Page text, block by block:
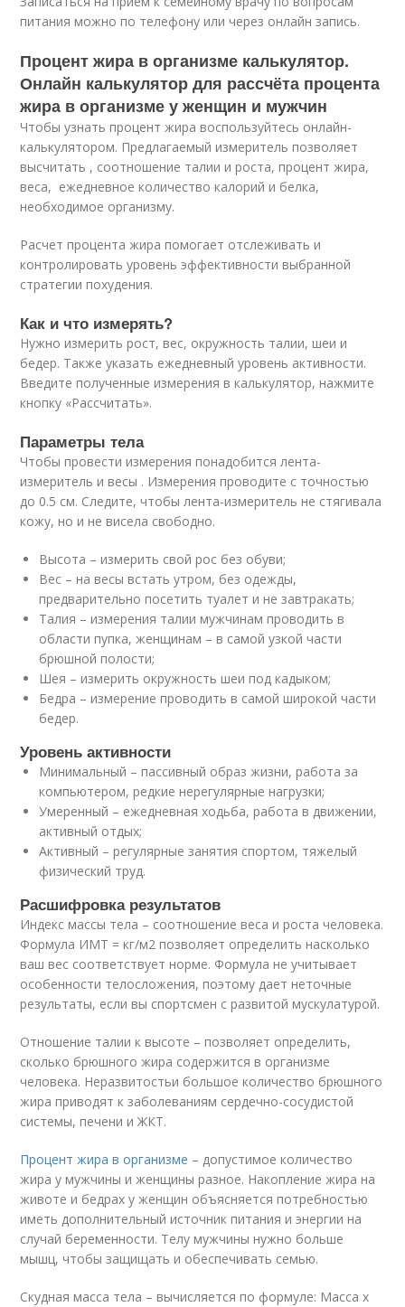
питания можно по телефону или через онлайн запись.
Процент жира в организме калькулятор.
Онлайн калькулятор для рассчёта процента
жира в организме у женщин и мужчин
Чтобы узнать процент жира воспользуйтесь онлайн-
калькулятором. Предлагаемый измеритель позволяет
высчитать , соотношение талии и роста, процент жира,
веса, ежедневное количество калорий и белка,
необходимое организму.
Расчет процента жира помогает отслеживать и
контролировать уровень эффективности выбранной
стратегии похудения.
Как и что измерять?
Нужно измерить рост, вес, окружность талии, шеи и
бедер. Также указать ежедневный уровень активности.
Введите полученные измерения в калькулятор, нажмите
кнопку «Рассчитать».
Параметры тела
Чтобы провести измерения понадобится лента-
измеритель и весы . Измерения проводите с точностью
до 0.5 см. Следите, чтобы лента-измеритель не стягивала
кожу, но и не висела свободно.
Высота – измерить свой рос без обуви;
Вес – на весы встать утром, без одежды,
предварительно посетить туалет и не завтракать;
Талия – измерения талии мужчинам проводить в
области пупка, женщинам – в самой узкой части
брюшной полости;
Шея – измерить окружность шеи под кадыком;
Бедра – измерение проводить в самой широкой части
бедер.
Уровень активности
Минимальный – пассивный образ жизни, работа за
компьютером, редкие нерегулярные нагрузки;
Умеренный – ежедневная ходьба, работа в движении,
активный отдых;
Активный – регулярные занятия спортом, тяжелый
физический труд.
Расшифровка результатов
Индекс массы тела – соотношение веса и роста человека.
Формула ИМТ = кг/м2 позволяет определить насколько
ваш вес соответствует норме. Формула не учитывает
особенности телосложения, поэтому дает неточные
результаты, если вы спортсмен с развитой мускулатурой.
Отношение талии к высоте – позволяет определить,
сколько брюшного жира содержится в организме
человека. Неразвитостьи большое количество брюшного
жира приводят к заболеваниям сердечно-сосудистой
системы, печени и ЖКТ.
Процент жира в организме – допустимое количество
жира у мужчины и женщины разное. Накопление жира на
животе и бедрах у женщин объясняется потребностью
иметь дополнительный источник питания и энергии на
случай беременности. Телу мужчины нужно больше
мышц, чтобы защищать и обеспечивать семью.
Скудная масса тела – вычисляется по формуле: Масса х